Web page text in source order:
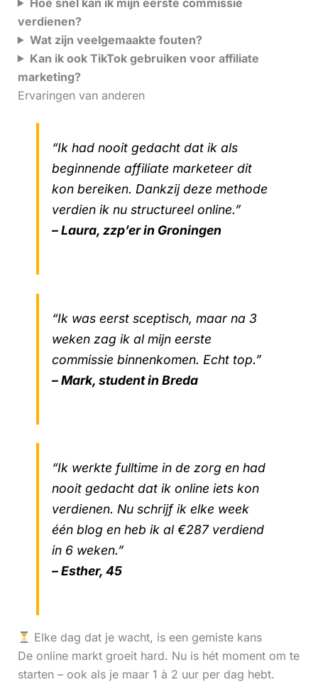
verdienen?
Wat zijn veelgemaakte fouten?
Kan ik ook TikTok gebruiken voor affiliate
marketing?
Ervaringen van anderen
“Ik had nooit gedacht dat ik als
beginnende affiliate marketeer dit
kon bereiken. Dankzij deze methode
verdien ik nu structureel online.”
– Laura, zzp’er in Groningen
“Ik was eerst sceptisch, maar na 3
weken zag ik al mijn eerste
commissie binnenkomen. Echt top.”
– Mark, student in Breda
“Ik werkte fulltime in de zorg en had
nooit gedacht dat ik online iets kon
verdienen. Nu schrijf ik elke week
één blog en heb ik al €287 verdiend
in 6 weken.”
– Esther, 45
Elke dag dat je wacht, is een gemiste kans
De online markt groeit hard. Nu is hét moment om te
starten – ook als je maar 1 à 2 uur per dag hebt.